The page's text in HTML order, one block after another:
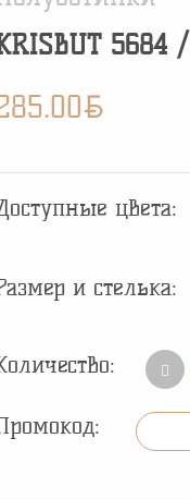
5684/
BYN
цвета:
и стелька: